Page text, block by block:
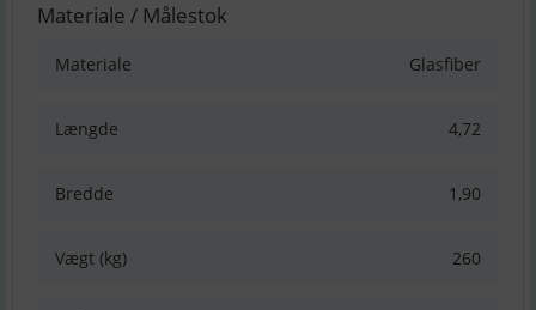
Materiale / Målestok
Materiale Glasfiber
Længde 4,72
Bredde 1,90
Vægt (kg) 260